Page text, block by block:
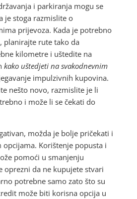
i parkiranja mogu se
je stoga razmislite o
prijevoza. Kada je potrebno
rute tako da
kilometre i uštedite na
kako uštedjeti na svakodnevnim
impulzivnih kupovina.
nešto novo, razmislite je li
i može li se čekati do
možda je bolje pričekati i
Korištenje popusta i
pomoći u smanjenju
oprezni da ne kupujete stvari
potrebne samo zato što su
može biti korisna opcija u